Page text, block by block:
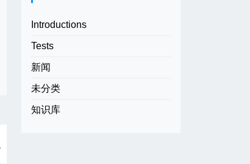
Introductions
Tests
新闻
未分类
知识库